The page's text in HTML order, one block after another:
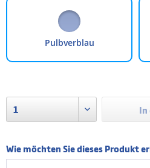
Pulbverblau
In
Wie möchten Sie dieses Produkt